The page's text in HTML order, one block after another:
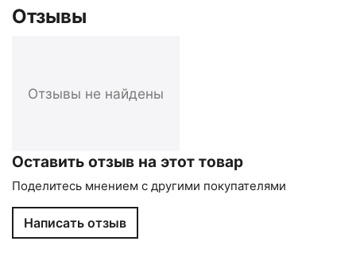
Отзывы
Отзывы не найдены
Оставить отзыв на этот товар
Поделитесь мнением с другими покупателями
Написать отзыв